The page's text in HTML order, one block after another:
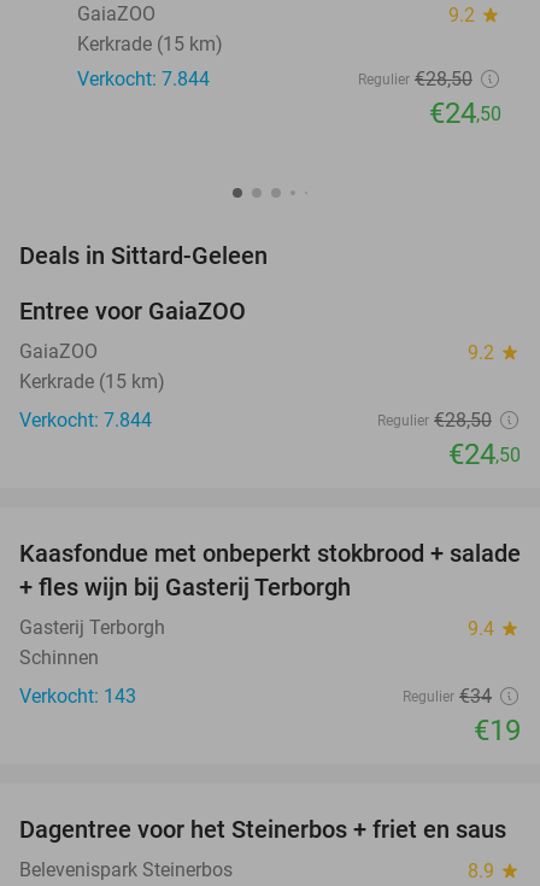
GaiaZOO
9.2 star
Kerkrade (15 km)
Verkocht: 7.844
Regulier €28,50
€24,50
Deals in Sittard-Geleen
Entree voor GaiaZOO
GaiaZOO 9.2 star
Kerkrade (15 km)
Verkocht: 7.844
Regulier €28,50
€24,50
44%
Kaasfondue met onbeperkt stokbrood + salade
+ fles wijn bij Gasterij Terborgh
Gasterij Terborgh 9.4 star
Schinnen
Verkocht: 143
Regulier €34
€19
37%
Dagentree voor het Steinerbos + friet en saus
Belevenispark Steinerbos 8.9 star